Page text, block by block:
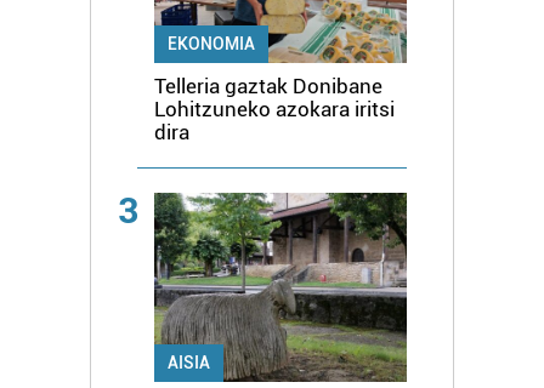
EKONOMIA
Telleria gaztak Donibane
Lohitzuneko azokara iritsi
dira
3
AISIA